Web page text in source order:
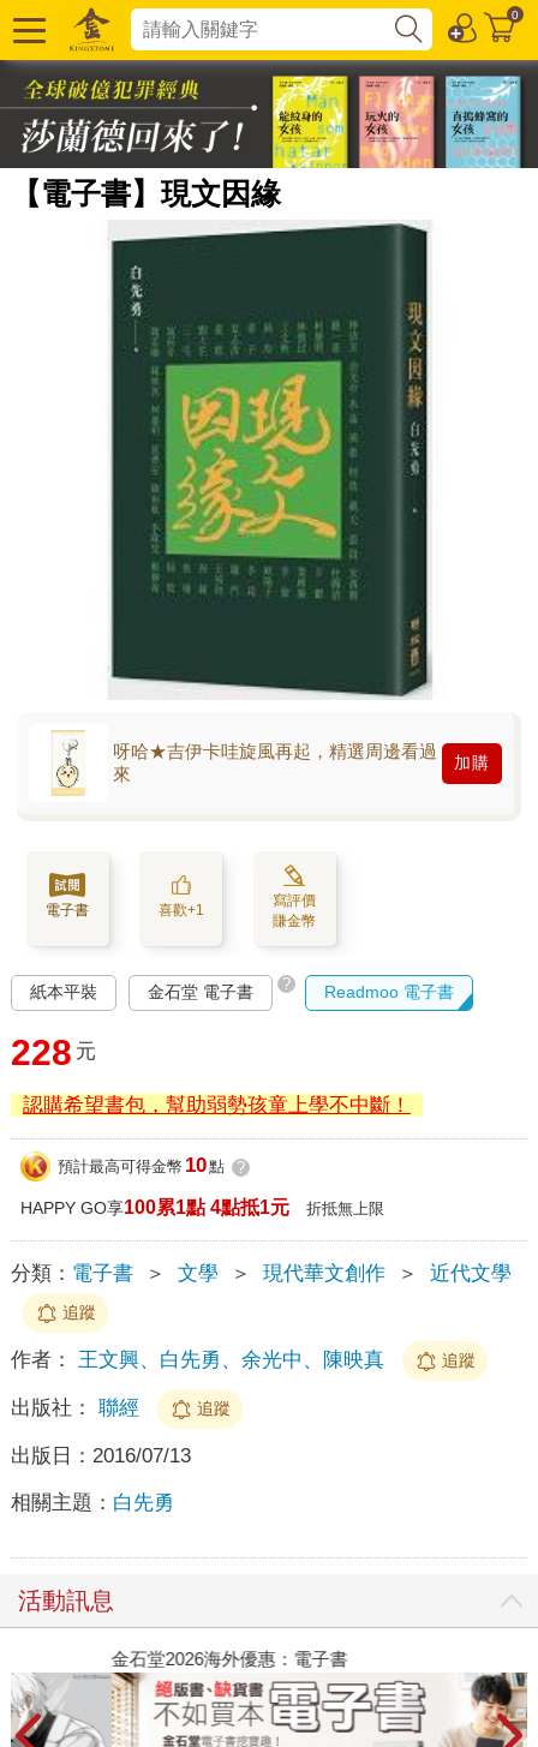
0
【電子書】現文因緣
呀哈★吉伊卡哇旋風再起，精選周邊看過
來
加購
電子書 喜歡+1
寫評價
賺金幣
紙本平裝 金石堂 電子書 ? Readmoo 電子書
228 元
認購希望書包，幫助弱勢孩童上學不中斷！
預計最高可得金幣 10點 ?
HAPPY GO享100累1點 4點抵1元 折抵無上限
分類： 電子書 ＞ 文學 ＞ 現代華文創作 ＞ 近代文學
追蹤
作者： 王文興、白先勇、余光中、陳映真 追蹤
出版社： 聯經 追蹤
出版日： 2016/07/13
相關主題： 白先勇
活動訊息
金石堂2026海外優惠：電子書